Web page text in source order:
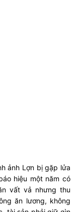
ảnh Lợn bị gặp lửa
hiệu một năm có
vất vả nhưng thu
ăn lương, không